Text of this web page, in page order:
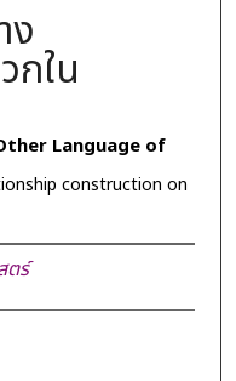
ง
กใน
Language of
construction on
ตร์